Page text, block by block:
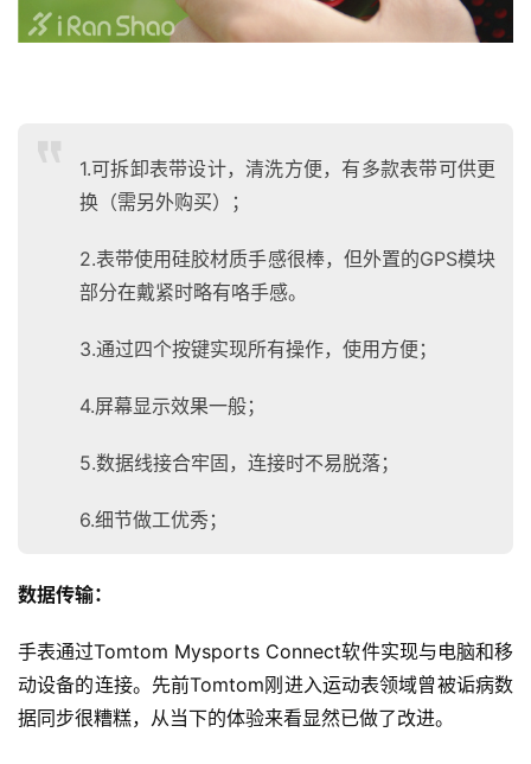
1.可拆卸表带设计，清洗方便，有多款表带可供更
换（需另外购买）；
2.表带使用硅胶材质手感很棒，但外置的GPS模块
部分在戴紧时略有咯手感。
3.通过四个按键实现所有操作，使用方便；
4.屏幕显示效果一般；
5.数据线接合牢固，连接时不易脱落；
6.细节做工优秀；
数据传输：
手表通过Tomtom Mysports Connect软件实现与电脑和移
动设备的连接。先前Tomtom刚进入运动表领域曾被诟病数
据同步很糟糕，从当下的体验来看显然已做了改进。